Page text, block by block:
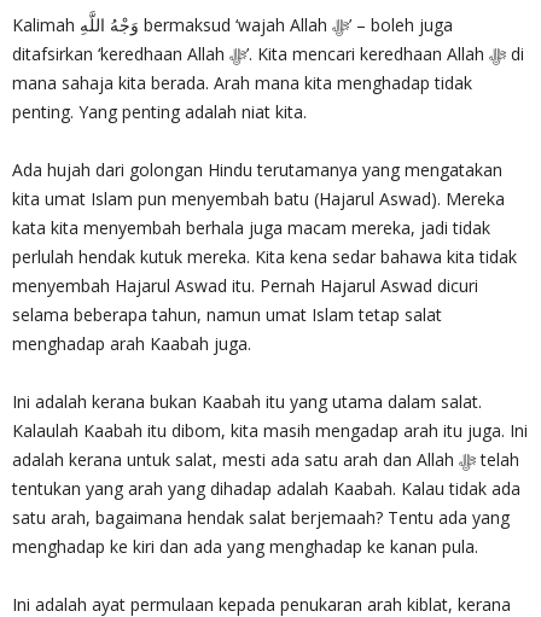
Kalimah وَجْهُ اللَّهِ bermaksud ‘wajah Allah ‎ﷻ’ – boleh juga
ditafsirkan ‘keredhaan Allah ‎ﷻ’. Kita mencari keredhaan Allah ‎ﷻ di
mana sahaja kita berada. Arah mana kita menghadap tidak
penting. Yang penting adalah niat kita.
Ada hujah dari golongan Hindu terutamanya yang mengatakan
kita umat Islam pun menyembah batu (Hajarul Aswad). Mereka
kata kita menyembah berhala juga macam mereka, jadi tidak
perlulah hendak kutuk mereka. Kita kena sedar bahawa kita tidak
menyembah Hajarul Aswad itu. Pernah Hajarul Aswad dicuri
selama beberapa tahun, namun umat Islam tetap salat
menghadap arah Kaabah juga.
Ini adalah kerana bukan Kaabah itu yang utama dalam salat.
Kalaulah Kaabah itu dibom, kita masih mengadap arah itu juga. Ini
adalah kerana untuk salat, mesti ada satu arah dan Allah ‎ﷻ telah
tentukan yang arah yang dihadap adalah Kaabah. Kalau tidak ada
satu arah, bagaimana hendak salat berjemaah? Tentu ada yang
menghadap ke kiri dan ada yang menghadap ke kanan pula.
Ini adalah ayat permulaan kepada penukaran arah kiblat, kerana